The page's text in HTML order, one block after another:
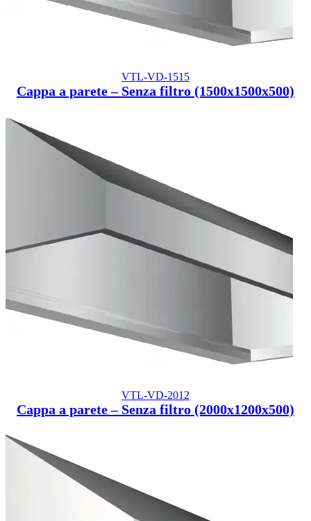
VTL-VD-1515
Cappa a parete – Senza filtro (1500x1500x500)
VTL-VD-2012
Cappa a parete – Senza filtro (2000x1200x500)